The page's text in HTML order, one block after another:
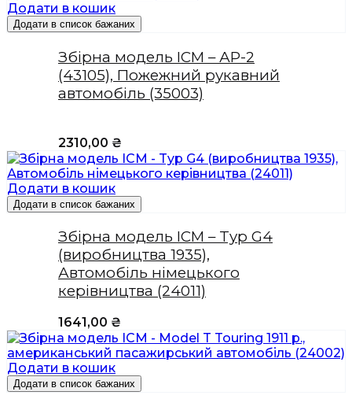
Додати в кошик
Додати в список бажаних
Збірна модель ICM – АР-2
(43105), Пожежний рукавний
автомобіль (35003)
2310,00 ₴
Додати в кошик
Додати в список бажаних
Збірна модель ICM – Typ G4
(виробництва 1935),
Автомобіль німецького
керівництва (24011)
1641,00 ₴
Додати в кошик
Додати в список бажаних